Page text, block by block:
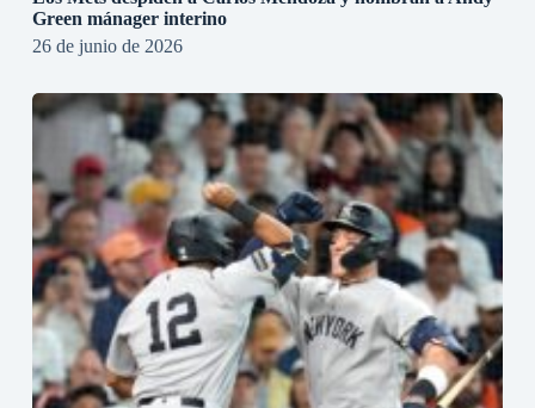
Green mánager interino
26 de junio de 2026